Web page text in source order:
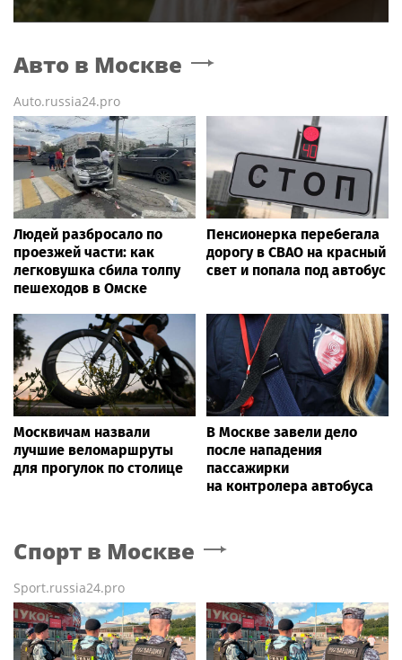
Авто в Москве
Auto.russia24.pro
Людей разбросало по
проезжей части: как
легковушка сбила толпу
пешеходов в Омске
Пенсионерка перебегала
дорогу в СВАО на красный
свет и попала под автобус
Москвичам назвали
лучшие веломаршруты
для прогулок по столице
В Москве завели дело
после нападения
пассажирки
на контролера автобуса
Спорт в Москве
Sport.russia24.pro